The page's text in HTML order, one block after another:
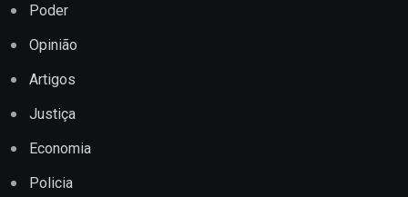
Poder
Opinião
Artigos
Justiça
Economia
Policia